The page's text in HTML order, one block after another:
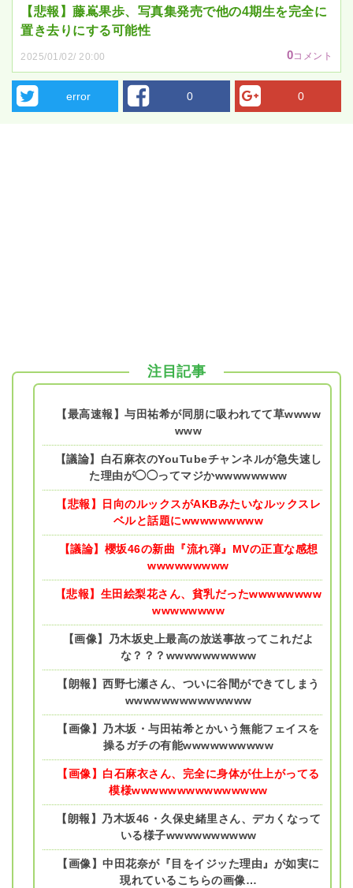
【悲報】藤嶌果歩、写真集発売で他の4期生を完全に
置き去りにする可能性
2025/01/02/ 20:00 0コメント
error 0 0
注目記事
【最高速報】与田祐希が同朋に吸われてて草wwww
www
【議論】白石麻衣のYouTubeチャンネルが急失速し
た理由が◯◯ってマジかwwwwwwww
【悲報】日向のルックスがAKBみたいなルックスレ
ベルと話題にwwwwwwwww
【議論】櫻坂46の新曲『流れ弾』MVの正直な感想
wwwwwwwww
【悲報】生田絵梨花さん、貧乳だったwwwwwwww
wwwwwwww
【画像】乃木坂史上最高の放送事故ってこれだよ
な？？？wwwwwwwwww
【朗報】西野七瀬さん、ついに谷間ができてしまう
wwwwwwwwwwwwww
【画像】乃木坂・与田祐希とかいう無能フェイスを
操るガチの有能wwwwwwwwww
【画像】白石麻衣さん、完全に身体が仕上がってる
模様wwwwwwwwwwwwwww
【朗報】乃木坂46・久保史緒里さん、デカくなって
いる様子wwwwwwwwww
【画像】中田花奈が『目をイジッた理由』が如実に
現れているこちらの画像…